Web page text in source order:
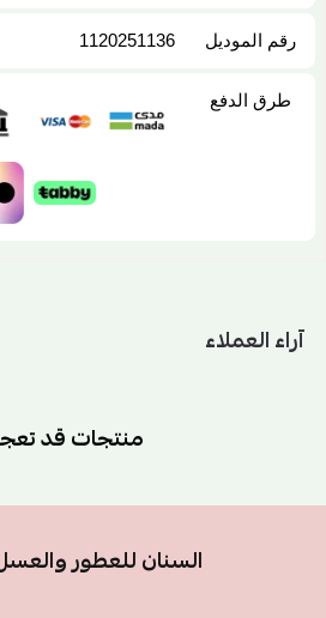
رقم الموديل 1120251136
طرق الدفع
آراء العملاء
منتجات قد
السنان للعطور